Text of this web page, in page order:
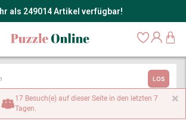
als 249014 Artikel verfügbar!
LOS
Nostalgie
×
17 Besuch(e) auf dieser Seite in den letzten 7
Tagen.